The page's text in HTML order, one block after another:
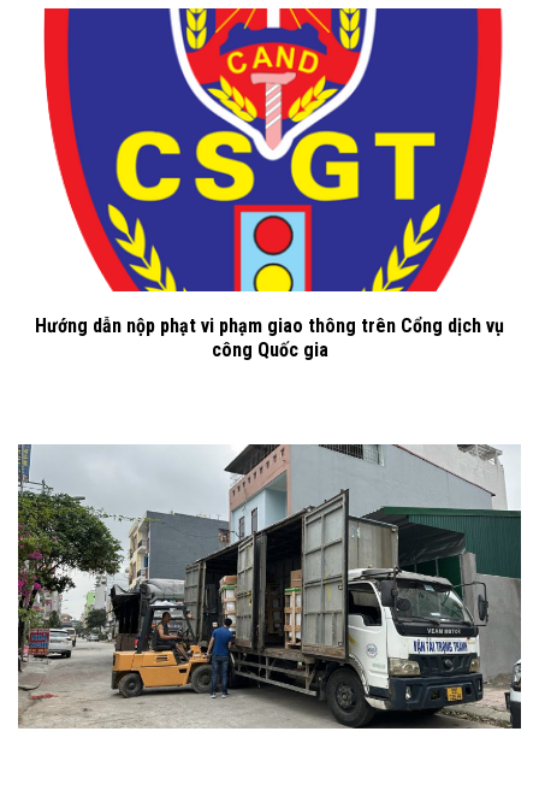
Hướng dẫn nộp phạt vi phạm giao thông trên Cổng dịch vụ
công Quốc gia